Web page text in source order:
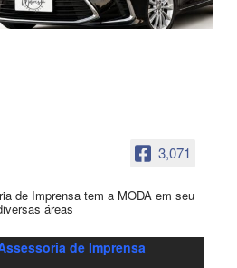
3,071
de Imprensa tem a MODA em seu
áreas
de Imprensa